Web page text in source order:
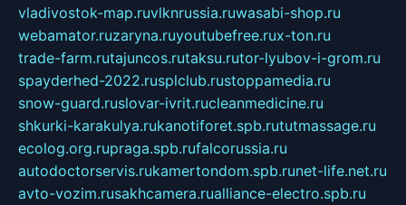
vladivostok-map.ruvlknrussia.ruwasabi-shop.ru
webamator.ruzaryna.ruyoutubefree.rux-ton.ru
trade-farm.rutajuncos.rutaksu.rutor-lyubov-i-grom.ru
spayderhed-2022.rusplclub.rustoppamedia.ru
snow-guard.ruslovar-ivrit.rucleanmedicine.ru
shkurki-karakulya.rukanotiforet.spb.rututmassage.ru
ecolog.org.rupraga.spb.rufalcorussia.ru
autodoctorservis.rukamertondom.spb.runet-life.net.ru
avto-vozim.rusakhcamera.rualliance-electro.spb.ru